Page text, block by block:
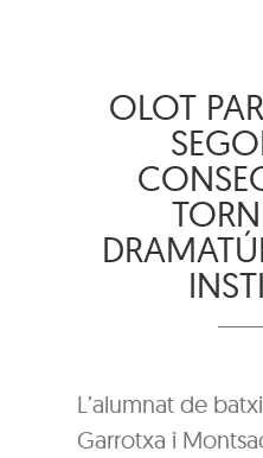
OLOT
L’alumnat de
Garrotxa i